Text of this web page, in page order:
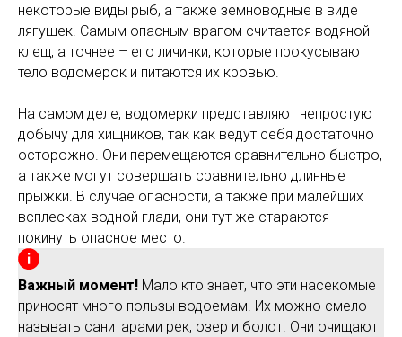
некоторые виды рыб, а также земноводные в виде
лягушек. Самым опасным врагом считается водяной
клещ, а точнее – его личинки, которые прокусывают
тело водомерок и питаются их кровью.
На самом деле, водомерки представляют непростую
добычу для хищников, так как ведут себя достаточно
осторожно. Они перемещаются сравнительно быстро,
а также могут совершать сравнительно длинные
прыжки. В случае опасности, а также при малейших
всплесках водной глади, они тут же стараются
покинуть опасное место.
Важный момент! Мало кто знает, что эти насекомые
приносят много пользы водоемам. Их можно смело
называть санитарами рек, озер и болот. Они очищают